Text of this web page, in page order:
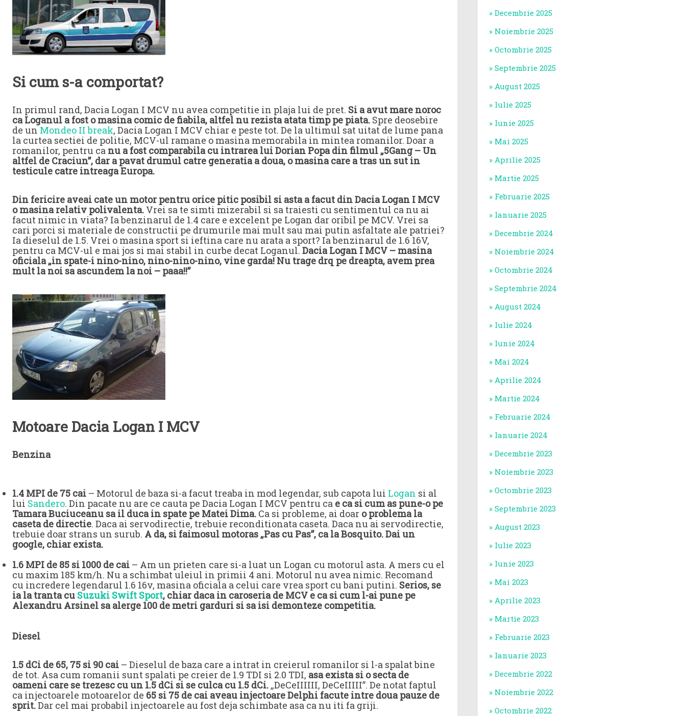
Si cum s-a comportat?
In primul rand, Dacia Logan I MCV nu avea competitie in plaja lui de pret. Si a avut mare noroc
ca Loganul a fost o masina comic de fiabila, altfel nu rezista atata timp pe piata. Spre deosebire
de un Mondeo II break, Dacia Logan I MCV chiar e peste tot. De la ultimul sat uitat de lume pana
la curtea sectiei de politie, MCV-ul ramane o masina memorabila in mintea romanilor. Doar a
romanilor, pentru ca nu a fost comparabila cu intrarea lui Dorian Popa din filmul „5Gang – Un
altfel de Craciun”, dar a pavat drumul catre generatia a doua, o masina care a tras un sut in
testicule catre intreaga Europa.
Din fericire aveai cate un motor pentru orice pitic posibil si asta a facut din Dacia Logan I MCV
o masina relativ polivalenta. Vrei sa te simti mizerabil si sa traiesti cu sentimentul ca nu ai
facut nimic in viata? Ia benzinarul de 1.4 care e excelent pe Logan dar oribil pe MCV. Vrei sa
cari porci si materiale de constructii pe drumurile mai mult sau mai putin asfaltate ale patriei?
Ia dieselul de 1.5. Vrei o masina sport si ieftina care nu arata a sport? Ia benzinarul de 1.6 16V,
pentru ca MCV-ul e mai jos si mai stabil in curbe decat Loganul. Dacia Logan I MCV – masina
oficiala „in spate-i nino-nino, nino-nino-nino, vine garda! Nu trage drq pe dreapta, avem prea
mult la noi sa ascundem la noi – paaa!!”
Motoare Dacia Logan I MCV
Benzina
1.4 MPI de 75 cai – Motorul de baza si-a facut treaba in mod legendar, sub capota lui Logan si al
lui Sandero. Din pacate nu are ce cauta pe Dacia Logan I MCV pentru ca e ca si cum as pune-o pe
Tamara Buciuceanu sa il duca in spate pe Matei Dima. Ca si probleme, ai doar o problema la
caseta de directie. Daca ai servodirectie, trebuie reconditionata caseta. Daca nu ai servodirectie,
trebuie doar strans un surub. A da, si faimosul motoras „Pas cu Pas”, ca la Bosquito. Dai un
google, chiar exista.
1.6 MPI de 85 si 1000 de cai – Am un prieten care si-a luat un Logan cu motorul asta. A mers cu el
cu maxim 185 km/h. Nu a schimbat uleiul in primii 4 ani. Motorul nu avea nimic. Recomand
cu incredere legendarul 1.6 16v, masina oficiala a celui care vrea sport cu bani putini. Serios, se
ia la tranta cu Suzuki Swift Sport, chiar daca in caroseria de MCV e ca si cum l-ai pune pe
Alexandru Arsinel sa alerge 100 de metri garduri si sa isi demonteze competitia.
Diesel
1.5 dCi de 65, 75 si 90 cai – Dieselul de baza care a intrat in creierul romanilor si l-a spalat bine
de tot. Asa cum romanii sunt spalati pe creier de 1.9 TDI si 2.0 TDI, asa exista si o secta de
oameni care se trezesc cu un 1.5 dCi si se culca cu 1.5 dCi. „DeCeIIIIII, DeCeIIIII”. De notat faptul
ca injectoarele motoarelor de 65 si 75 de cai aveau injectoare Delphi facute intre doua pauze de
sprit.Dar cel mai probabil injectoarele au fost deja schimbate asa ca nu iti fa griji.
Decembrie 2025
Noiembrie 2025
Octombrie 2025
Septembrie 2025
August 2025
Iulie 2025
Iunie 2025
Mai 2025
Aprilie 2025
Martie 2025
Februarie 2025
Ianuarie 2025
Decembrie 2024
Noiembrie 2024
Octombrie 2024
Septembrie 2024
August 2024
Iulie 2024
Iunie 2024
Mai 2024
Aprilie 2024
Martie 2024
Februarie 2024
Ianuarie 2024
Decembrie 2023
Noiembrie 2023
Octombrie 2023
Septembrie 2023
August 2023
Iulie 2023
Iunie 2023
Mai 2023
Aprilie 2023
Martie 2023
Februarie 2023
Ianuarie 2023
Decembrie 2022
Noiembrie 2022
Octombrie 2022